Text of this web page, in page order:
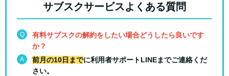
サブスクサービスよくある質問
Q
有料サブスクの解約をしたい場合どうしたら良いです
か？
A 前月の10日までに利用者サポートLINEまでご連絡くだ
さい。